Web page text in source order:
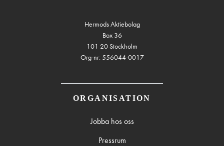
Hermods Aktiebolag
Box 36
101 20 Stockholm
Org-nr: 556044-0017
ORGANISATION
Jobba hos oss
Pressrum